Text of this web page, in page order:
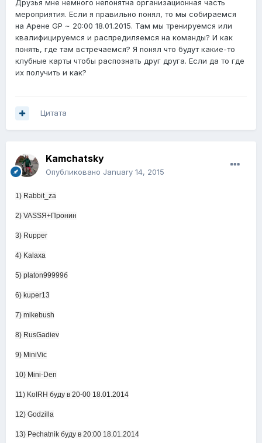
Друзья мне немного непонятна организационная часть
мероприятия. Если я правильно понял, то мы собираемся
на Арене GP ~ 20:00 18.01.2015. Там мы тренируемся или
квалифицируемся и распредиляемся на команды? И как
понять, где там встречаемся? Я понял что будут какие-то
клубные карты чтобы распознать друг друга. Если да то где
их получить и как?
Цитата
Kamchatsky
Опубликовано January 14, 2015
1) Rabbit_za
2) VASSЯ+Пронин
3) Rupper
4) Kalaxa
5) platon99999б
6) kuper13
7) mikebush
8) RusGadiev
9) MiniVic
10) Mini-Den
11) KoIRH буду в 20-00 18.01.2014
12) Godzilla
13) Pechatnik буду в 20:00 18.01.2014